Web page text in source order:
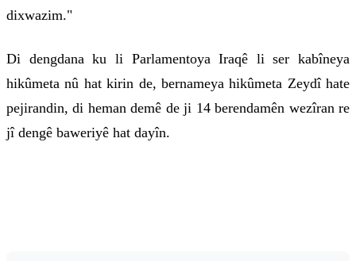
dixwazim."
Di dengdana ku li Parlamentoya Iraqê li ser kabîneya
hikûmeta nû hat kirin de, bernameya hikûmeta Zeydî hate
pejirandin, di heman demê de ji 14 berendamên wezîran re
jî dengê baweriyê hat dayîn.